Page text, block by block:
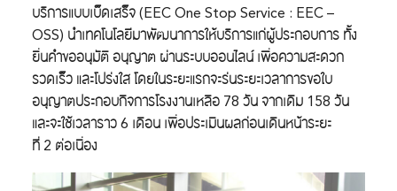
บริการแบบเบ็ดเสร็จ (EEC One Stop Service : EEC –
OSS) นำเทคโนโลยีมาพัฒนาการให้บริการแก่ผู้ประกอบการ ทั้ง
ยื่นคำขออนุมัติ อนุญาต ผ่านระบบออนไลน์ เพื่อความสะดวก
รวดเร็ว และโปร่งใส โดยในระยะแรกจะร่นระยะเวลาการขอใบ
อนุญาตประกอบกิจการโรงงานเหลือ 78 วัน จากเดิม 158 วัน
และจะใช้เวลาราว 6 เดือน เพื่อประเมินผลก่อนเดินหน้าระยะ
ที่ 2 ต่อเนื่อง